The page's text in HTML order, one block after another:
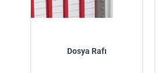
Dosya Rafı